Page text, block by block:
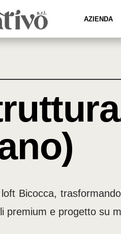
AZIENDA
Bicocca,
premium e progetto su